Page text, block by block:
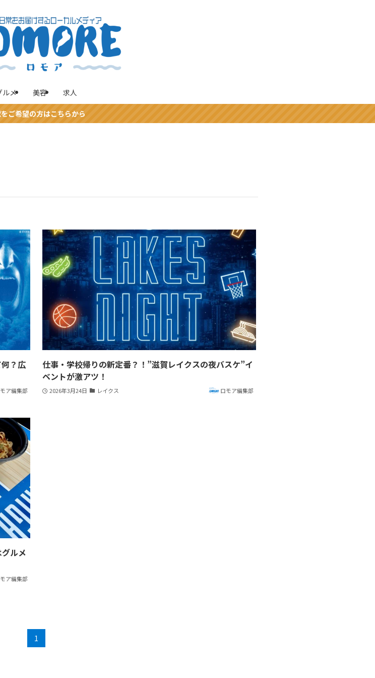
ルメ 美容 求人
ご希望の方はこちらから
？広
ア編集部
仕事・学校帰りの新定番？！”滋賀レイクスの夜バスケ”イ
ベントが激アツ！
2026年3月24日 レイクス ロモア編集部
ルメ
ア編集部
1